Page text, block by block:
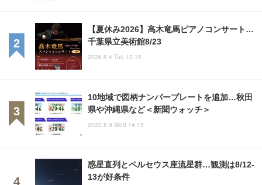
【夏休み2026】髙木竜馬ピアノコンサート…
千葉県立美術館8/23
2026.8.4 Tue 12:15
10地域で図柄ナンバープレートを追加…秋田
県や沖縄県など＜新聞ウォッチ＞
2023.8.9 Wed 14:15
惑星直列とペルセウス座流星群…観測は8/12-
13が好条件